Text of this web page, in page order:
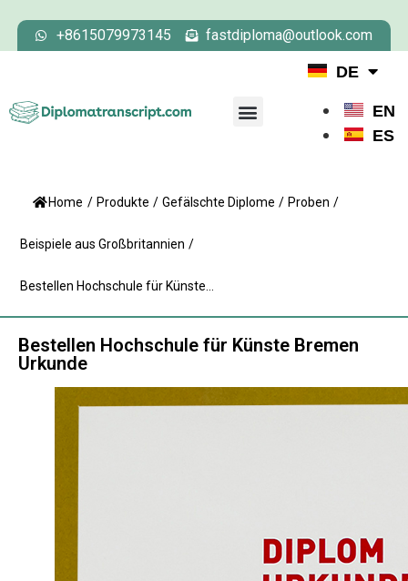
+8615079973145 fastdiploma@outlook.com
DE
EN
ES
Home / Produkte / Gefälschte Diplome / Proben /
Beispiele aus Großbritannien /
Bestellen Hochschule für Künste...
Bestellen Hochschule für Künste Bremen
Urkunde